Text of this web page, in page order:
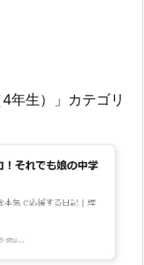
年生）」カテゴリ